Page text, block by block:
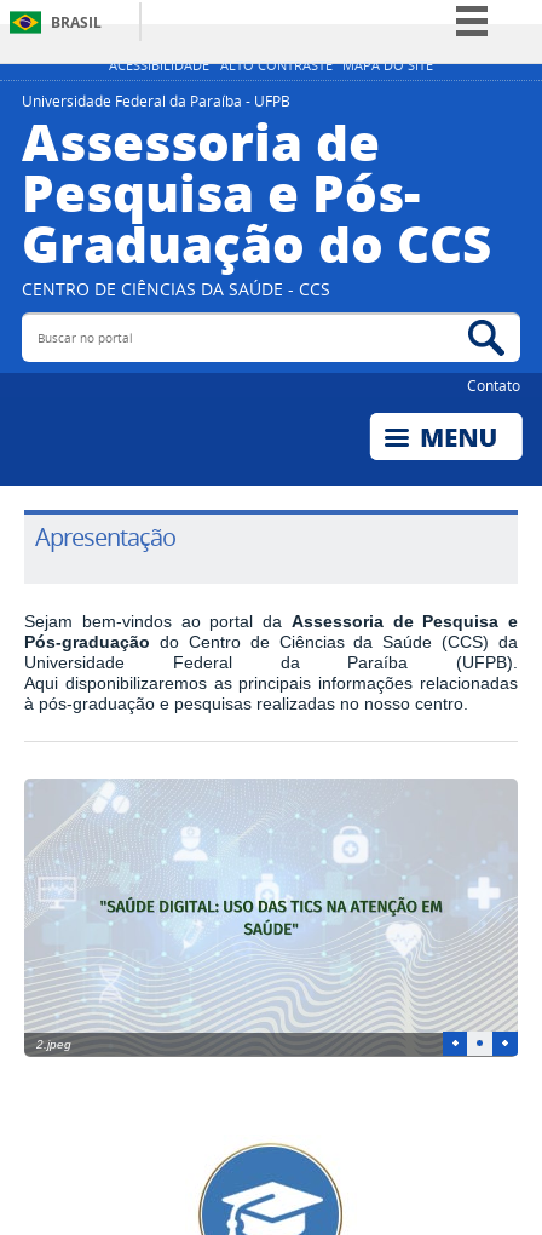
ACESSIBILIDADE ALTO CONTRASTE MAPA DO SITE
BRASIL
Simplifique!
Participe
Acesso à informação
Legislação
Canais
Universidade Federal da Paraíba - UFPB
Assessoria de
Pesquisa e Pós-
Graduação do CCS
CENTRO DE CIÊNCIAS DA SAÚDE - CCS
Buscar no portal
Contato
Apresentação
Sejam bem-vindos ao portal da Assessoria de Pesquisa e
Pós-graduação do Centro de Ciências da Saúde (CCS) da
Universidade Federal da Paraíba (UFPB).
Aqui disponibilizaremos as principais informações relacionadas
à pós-graduação e pesquisas realizadas no nosso centro.
2.jpeg